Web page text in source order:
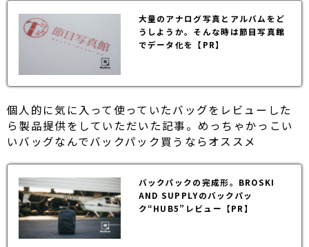
大量のアナログ写真とアルバムをど
うしようか。そんな時は節目写真館
でデータ化を【PR】
個人的に気に入って使っていたバッグをレビューした
ら製品提供をしていただいた記事。めっちゃかっこい
いバッグなんでバックパック買うならオススメ
バックパックの完成形。BROSKI
AND SUPPLYのバックパッ
ク“HUB5”レビュー【PR】